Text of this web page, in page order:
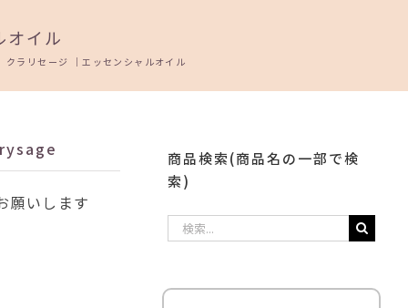
オイル
クラリセージ ｜エッセンシャルオイル
願いします
商品検索(商品名の一部で検
索)